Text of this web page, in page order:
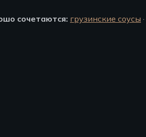
сочетаются: грузинские соусы ·